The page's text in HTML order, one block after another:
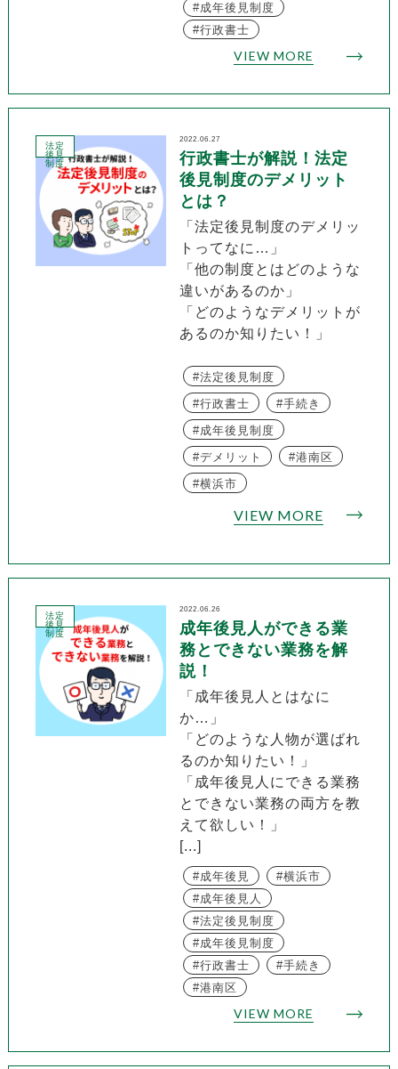
成年後見制度
行政書士
VIEW MORE
法定
後見
制度
2022.06.27
行政書士が解説！法定
後見制度のデメリット
とは？
「法定後見制度のデメリッ
トってなに…」
「他の制度とはどのような
違いがあるのか」
「どのようなデメリットが
あるのか知りたい！」
法定後見制度
行政書士
手続き
成年後見制度
デメリット
港南区
横浜市
VIEW MORE
法定
後見
制度
2022.06.26
成年後見人ができる業
務とできない業務を解
説！
「成年後見人とはなに
か…」
「どのような人物が選ばれ
るのか知りたい！」
「成年後見人にできる業務
とできない業務の両方を教
えて欲しい！」
[...]
成年後見
横浜市
成年後見人
法定後見制度
成年後見制度
行政書士
手続き
港南区
VIEW MORE